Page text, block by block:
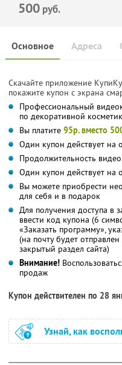
500 руб.
Основное Адреса
Скачайте приложение
покажите купон с экрана
Профессиональный
по декоративной
Вы платите 95р. вместо
Один купон действует на
Продолжительность
Один купон действует на
Вы можете приобрести
для себя и в подарок
Для получения доступа в
ввести код купона (6
«Заказать программу»,
(на почту будет
закрытый раздел сайта)
Внимание!
продаж
Купон действителен по 28
Узнай, как